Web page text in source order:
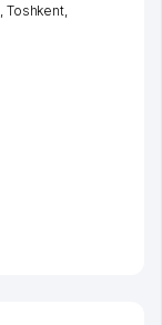
, Toshkent,